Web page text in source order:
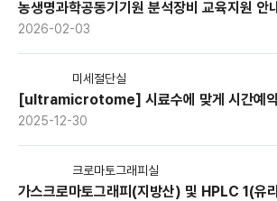
자료실
기기원 소개
농생명과학공동기기원 분석장비 교육지원 안
2026-02-03
미세절단실
[ultramicrotome] 시료수에 맞게 시간예
2025-12-30
크로마토그래피실